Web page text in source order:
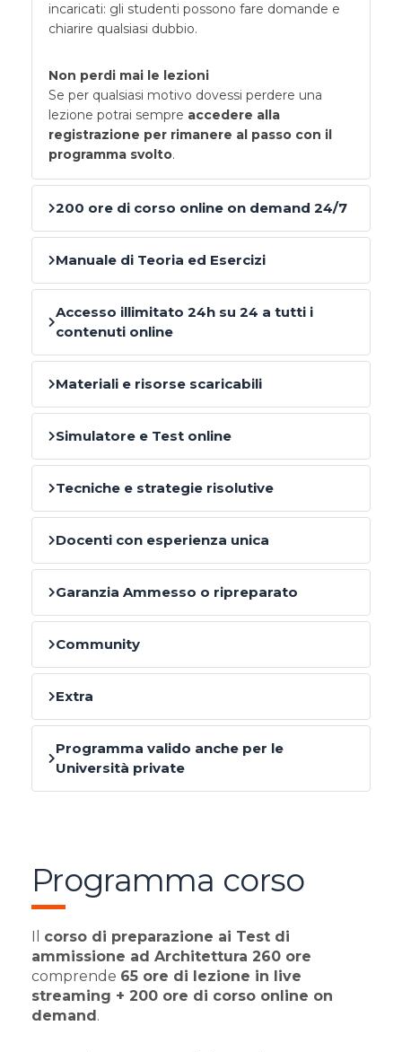
incaricati: gli studenti possono fare domande e
chiarire qualsiasi dubbio.
Non perdi mai le lezioni
Se per qualsiasi motivo dovessi perdere una
lezione potrai sempre accedere alla
registrazione per rimanere al passo con il
programma svolto.
200 ore di corso online on demand 24/7
Manuale di Teoria ed Esercizi
Accesso illimitato 24h su 24 a tutti i
contenuti online
Materiali e risorse scaricabili
Simulatore e Test online
Tecniche e strategie risolutive
Docenti con esperienza unica
Garanzia Ammesso o ripreparato
Community
Extra
Programma valido anche per le
Università private
Programma corso
corso di preparazione ai Test di
ammissione ad Architettura 260 ore
comprende 65 ore di lezione in live
streaming + 200 ore di corso online on
demand .